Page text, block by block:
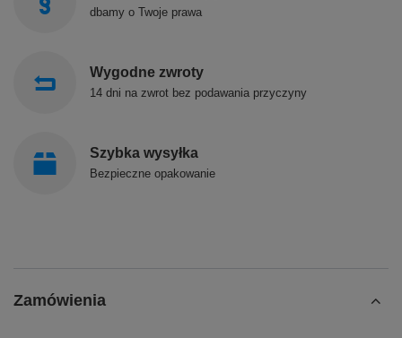
dbamy o Twoje prawa
Wygodne zwroty
14 dni na zwrot bez podawania przyczyny
Szybka wysyłka
Bezpieczne opakowanie
Zamówienia